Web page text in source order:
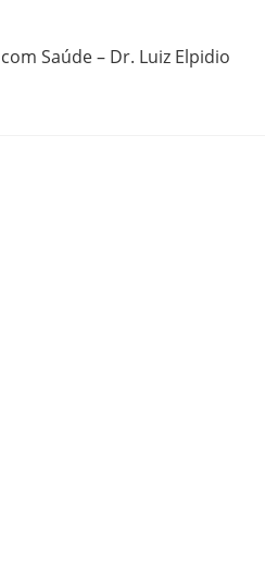
Saúde – Dr. Luiz Elpidio